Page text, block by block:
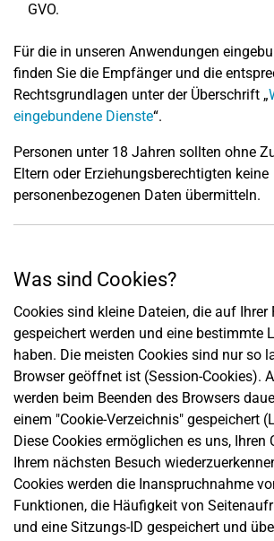
GVO.
Für die in unseren Anwendungen
finden Sie die Empfänger und die
Rechtsgrundlagen unter der Überschrift „
eingebundene Dienste“.
Personen unter 18 Jahren sollten ohne
Eltern oder Erziehungsberechtigten keine
personenbezogenen Daten übermitteln.
Was sind Cookies?
Cookies sind kleine Dateien, die auf Ihrer
gespeichert werden und eine bestimmte
haben. Die meisten Cookies sind nur so
Browser geöffnet ist (Session-Cookies).
werden beim Beenden des Browsers
einem "Cookie-Verzeichnis" gespeichert
Diese Cookies ermöglichen es uns, Ihren
Ihrem nächsten Besuch
Cookies werden die Inanspruchnahme
Funktionen, die Häufigkeit von
und eine Sitzungs-ID gespeichert und